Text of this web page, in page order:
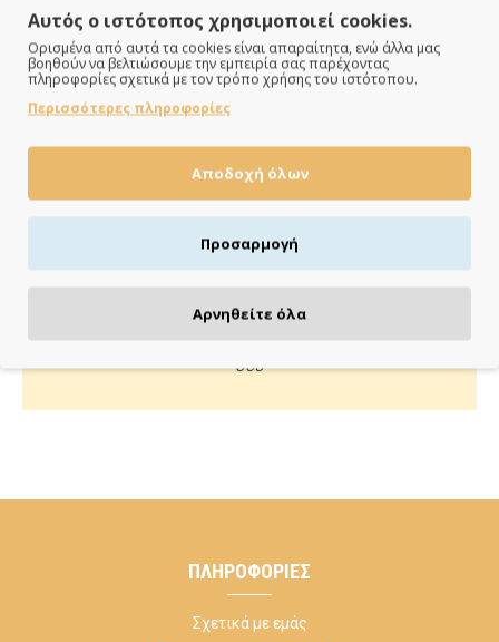
ημέρες
Πιστωτική/χρεωστική κάρτα, αντικαταβολή ή κατάθεση
Κάλεσέ μας ή στείλε μας email για οποιαδήποτε απορία
σου
ΠΛΗΡΟΦΟΡΊΕΣ
Σχετικά με εμάς
Αυτός ο ιστότοπος χρησιμοποιεί cookies.
Ορισμένα από αυτά τα cookies είναι απαραίτητα, ενώ άλλα μας
βοηθούν να βελτιώσουμε την εμπειρία σας παρέχοντας
πληροφορίες σχετικά με τον τρόπο χρήσης του ιστότοπου.
Περισσότερες πληροφορίες
Αποδοχή όλων
Προσαρμογή
Αρνηθείτε όλα